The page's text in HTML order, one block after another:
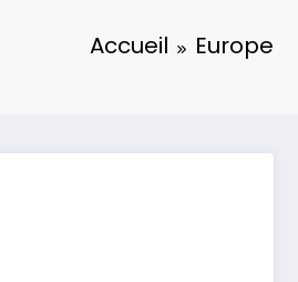
Accueil Europe